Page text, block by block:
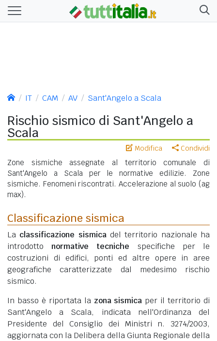
IT CAM AV Sant'Angelo a Scala
Rischio sismico di Sant'Angelo a
Scala
Modifica Condividi
Zone sismiche assegnate al territorio comunale di
Sant'Angelo a Scala per le normative edilizie. Zone
sismiche. Fenomeni riscontrati. Accelerazione al suolo (ag
max).
Classificazione sismica
La classificazione sismicadel territorio nazionale ha
introdotto normative tecniche specifiche per le
costruzioni di edifici, ponti ed altre opere in aree
geografiche caratterizzate dal medesimo rischio
sismico.
In basso è riportata la zona sismica per il territorio di
Sant'Angelo a Scala, indicata nell'Ordinanza del
Presidente del Consiglio dei Ministri n. 3274/2003,
aggiornata con la Delibera della Giunta Regionale della